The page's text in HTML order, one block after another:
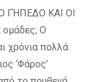
ΓΉΠΕΔΟ ΚΑΙ ΟΙ
ομάδες; Ο
χρόνια πολλά
‘Φάρος’